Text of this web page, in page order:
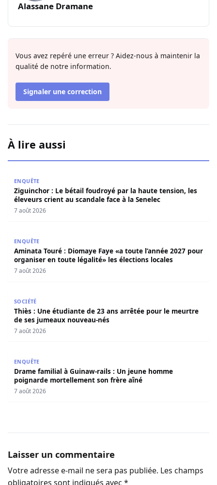
Alassane Dramane
Vous avez repéré une erreur ? Aidez-nous à maintenir la
qualité de notre information.
Signaler une correction
À lire aussi
ENQUÊTE
Ziguinchor : Le bétail foudroyé par la haute tension, les
éleveurs crient au scandale face à la Senelec
7 août 2026
ENQUÊTE
Aminata Touré : Diomaye Faye «a toute l’année 2027 pour
organiser en toute légalité» les élections locales
7 août 2026
SOCIÉTÉ
Thiès : Une étudiante de 23 ans arrêtée pour le meurtre
de ses jumeaux nouveau-nés
7 août 2026
ENQUÊTE
Drame familial à Guinaw-rails : Un jeune homme
poignarde mortellement son frère aîné
7 août 2026
Laisser un commentaire
Votre adresse e-mail ne sera pas publiée. Les champs
obligatoires sont indiqués avec *